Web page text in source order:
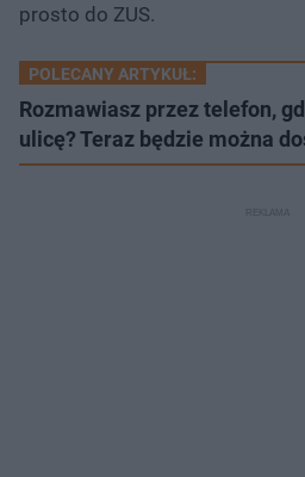
prosto do ZUS.
POLECANY ARTYKUŁ:
Rozmawiasz przez telefon,
ulicę? Teraz będzie można